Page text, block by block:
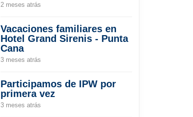
2 meses atrás
Vacaciones familiares en
Hotel Grand Sirenis - Punta
Cana
3 meses atrás
Participamos de IPW por
primera vez
3 meses atrás